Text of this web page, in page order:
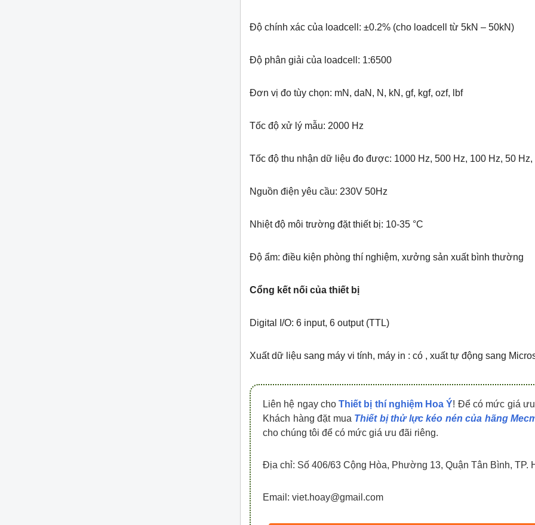
Độ chính xác của loadcell: ±0.2% (cho loadcell từ 5kN – 50kN)
Độ phân giải của loadcell: 1:6500
Đơn vị đo tùy chọn: mN, daN, N, kN, gf, kgf, ozf, lbf
Tốc độ xử lý mẫu: 2000 Hz
Tốc độ thu nhận dữ liệu đo được: 1000 Hz, 500 Hz, 100 Hz, 50
Nguồn điện yêu cầu: 230V 50Hz
Nhiệt độ môi trường đặt thiết bị: 10-35 °C
Độ ẩm: điều kiện phòng thí nghiệm, xưởng sản xuất bình thường
Cổng kết nối của thiết bị
Digital I/O: 6 input, 6 output (TTL)
Xuất dữ liệu sang máy vi tính, máy in : có , xuất tự động sang
Liên hệ ngay choThiết bị thí nghiệm Hoa Ý! Để có mức giá
Khách hàng đặt mua Thiết bị thử lực kéo nén của hãng
cho chúng tôi để có mức giá ưu đãi riêng.
Địa chỉ: Số 406/63 Cộng Hòa, Phường 13, Quận Tân Bình, TP.
Email: viet.hoay@gmail.com